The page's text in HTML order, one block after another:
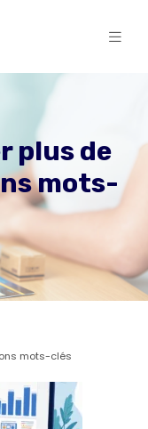
plus de
mots-
mots-clés